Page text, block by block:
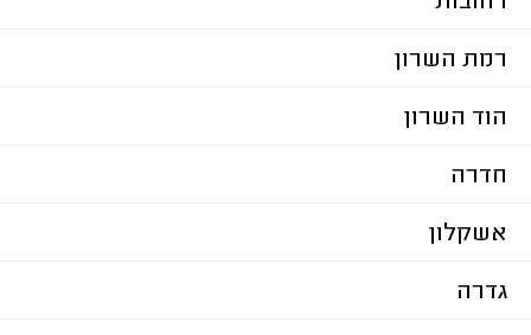
רמת השרון
הוד השרון
חדרה
אשקלון
גדרה